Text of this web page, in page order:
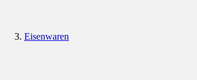
Eisenwaren